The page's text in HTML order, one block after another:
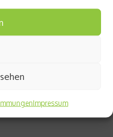
Impressum
die
auf Alkohol